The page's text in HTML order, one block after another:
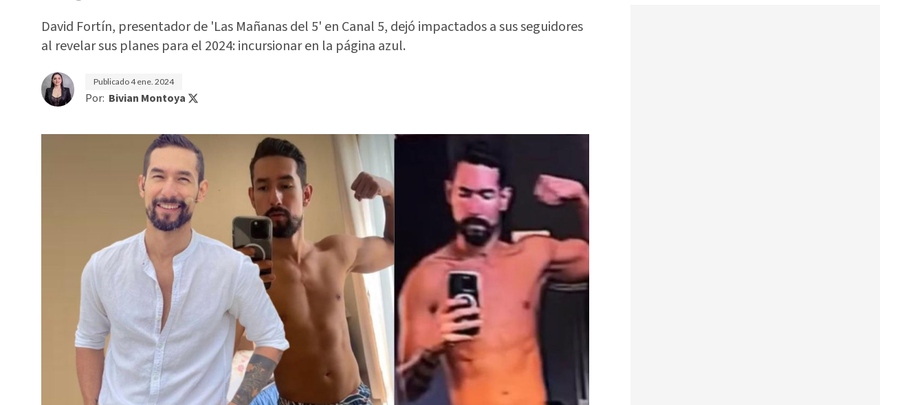
David Fortín, presentador de 'Las Mañanas del 5' en Canal 5, dejó impactados a sus seguidores
al revelar sus planes para el 2024: incursionar en la página azul.
Publicado4 ene. 2024
Por: Bivian Montoya